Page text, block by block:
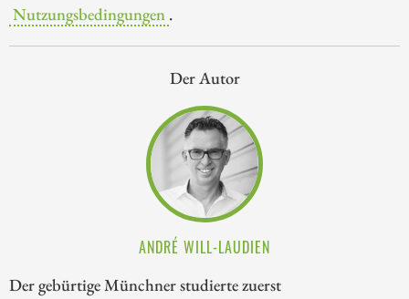
Nutzungsbedingungen .
Der Autor
ANDRÉ WILL-LAUDIEN
Der gebürtige Münchner studierte zuerst